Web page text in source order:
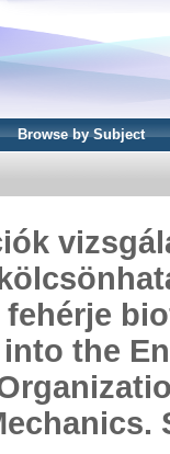
Browse by Subject
the